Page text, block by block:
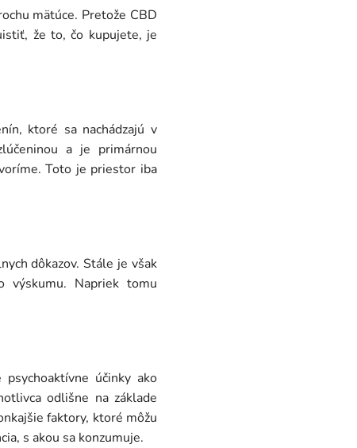
mätúce. Pretože CBD
že to, čo kupujete, je
ktoré sa nachádzajú v
a je primárnou
Toto je priestor iba
dôkazov. Stále je však
výskumu. Napriek tomu
účinky ako
odlišne na základe
faktory, ktoré môžu
s akou sa konzumuje.